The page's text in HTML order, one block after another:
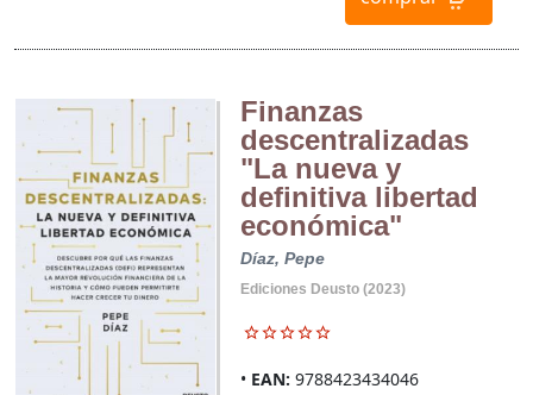
Finanzas
descentralizadas
"La nueva y
definitiva libertad
económica"
Díaz, Pepe
Ediciones Deusto (2023)
EAN: 9788423434046